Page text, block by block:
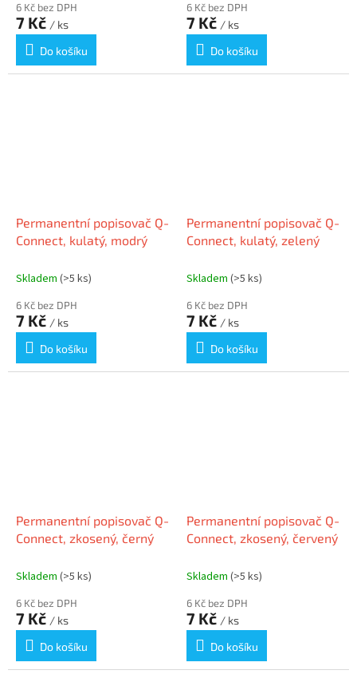
6 Kč bez DPH
7 Kč / ks
Do košíku
6 Kč bez DPH
7 Kč / ks
Do košíku
Permanentní popisovač Q-
Connect, kulatý, modrý
Skladem (>5 ks)
6 Kč bez DPH
7 Kč / ks
Do košíku
Permanentní popisovač Q-
Connect, kulatý, zelený
Skladem (>5 ks)
6 Kč bez DPH
7 Kč / ks
Do košíku
Permanentní popisovač Q-
Connect, zkosený, černý
Skladem (>5 ks)
6 Kč bez DPH
7 Kč / ks
Do košíku
Permanentní popisovač Q-
Connect, zkosený, červený
Skladem (>5 ks)
6 Kč bez DPH
7 Kč / ks
Do košíku